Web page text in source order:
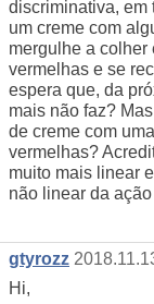
discriminativa, em
um creme com
mergulhe a colher
vermelhas e se
espera que, da
mais não faz?
de creme com
vermelhas?
muito mais linear
não linear da
gtyrozz
Hi,